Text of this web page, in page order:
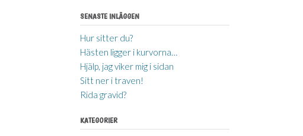
SENASTE INLÄGGEN
Hur sitter du?
Hästen ligger i kurvorna…
Hjälp, jag viker mig i sidan
Sitt ner i traven!
Rida gravid?
KATEGORIER